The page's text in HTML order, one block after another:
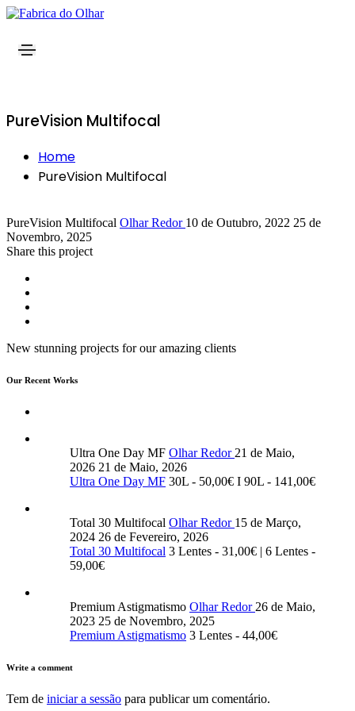
PureVision Multifocal
Home
PureVision Multifocal
PureVision Multifocal Olhar Redor 10 de Outubro, 2022 25 de
Novembro, 2025
Share this project
New stunning projects for our amazing clients
Our Recent Works
Ultra One Day MF Olhar Redor 21 de Maio,
2026 21 de Maio, 2026
Ultra One Day MF 30L - 50,00€ I 90L - 141,00€
Total 30 Multifocal Olhar Redor 15 de Março,
2024 26 de Fevereiro, 2026
Total 30 Multifocal 3 Lentes - 31,00€ | 6 Lentes -
59,00€
Premium Astigmatismo Olhar Redor 26 de Maio,
2023 25 de Novembro, 2025
Premium Astigmatismo 3 Lentes - 44,00€
Write a comment
Tem de iniciar a sessão para publicar um comentário.